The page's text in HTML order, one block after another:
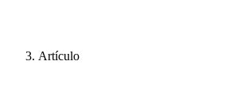
Artículo